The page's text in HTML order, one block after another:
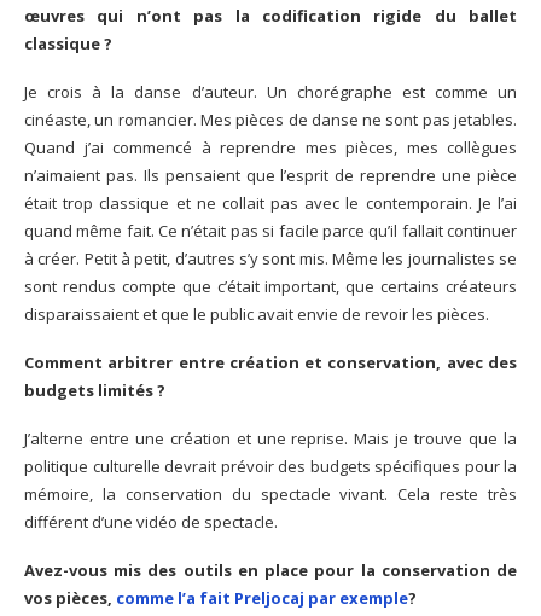
œuvres qui n’ont pas la codification rigide du ballet
classique ?
Je crois à la danse d’auteur. Un chorégraphe est comme un
cinéaste, un romancier. Mes pièces de danse ne sont pas jetables.
Quand j’ai commencé à reprendre mes pièces, mes collègues
n’aimaient pas. Ils pensaient que l’esprit de reprendre une pièce
était trop classique et ne collait pas avec le contemporain. Je l’ai
quand même fait. Ce n’était pas si facile parce qu’il fallait continuer
à créer. Petit à petit, d’autres s’y sont mis. Même les journalistes se
sont rendus compte que c’était important, que certains créateurs
disparaissaient et que le public avait envie de revoir les pièces.
Comment arbitrer entre création et conservation, avec des
budgets limités ?
J’alterne entre une création et une reprise. Mais je trouve que la
politique culturelle devrait prévoir des budgets spécifiques pour la
mémoire, la conservation du spectacle vivant. Cela reste très
différent d’une vidéo de spectacle.
Avez-vous mis des outils en place pour la conservation de
vos pièces, comme l’a fait Preljocaj par exemple?